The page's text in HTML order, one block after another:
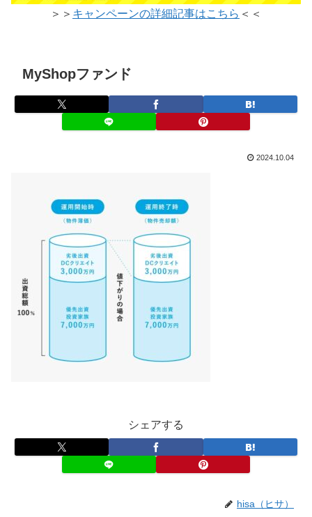
＞＞ キャンペーンの詳細記事はこちら ＜＜
MyShopファンド
2024.10.04
シェアする
hisa（ヒサ）